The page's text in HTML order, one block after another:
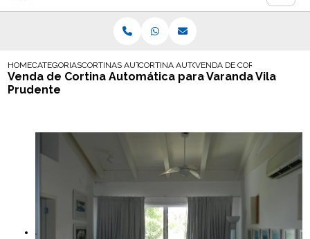
HOMECATEGORIASCORTINAS AUTOMATICASCORTINA AUTOMATICA PARA VARANDA
VENDA DE CORTINA
Venda de Cortina Automática para Varanda Vila
Prudente